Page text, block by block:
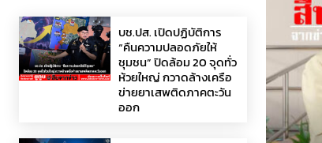
บช.ปส. เปิดปฏิบัติการ
“คืนความปลอดภัยให้
ชุมชน” ปิดล้อม 20 จุดทั่ว
ห้วยใหญ่ กวาดล้างเครือ
ข่ายยาเสพติดภาคตะวัน
ออก